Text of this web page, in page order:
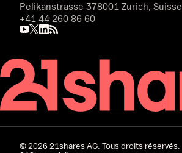
Pelikanstrasse 378001 Zurich, Suisse
+41 44 260 86 60
©202621shares AG. Tous droits réservés.